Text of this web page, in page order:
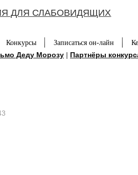
ДЛЯ СЛАБОВИДЯЩИХ
Конкурсы Записаться он-лайн
Деду Морозу | Партнёры